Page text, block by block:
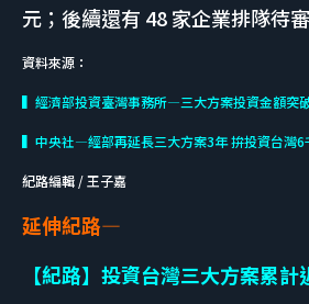
元；後續還有 48 家企業排隊待
資料來源：
▍經濟部投資臺灣事務所—三大方案投資金額突
▍中央社—經部再延長三大方案3年 拚投資台灣6
紀路編輯 / 王子嘉
延伸紀路—
【紀路】投資台灣三大方案累